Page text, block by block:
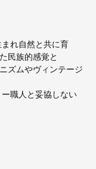
れ自然と共に育
民族的感覚と
ズムやヴィンテージ
職人と妥協しない